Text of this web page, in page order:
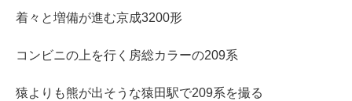
着々と増備が進む京成3200形
コンビニの上を行く房総カラーの209系
猿よりも熊が出そうな猿田駅で209系を撮る